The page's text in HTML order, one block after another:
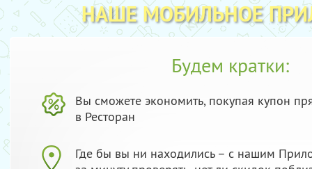
НАШЕ МОБИЛЬНОЕ
Будем кратки:
Вы сможете экономить, покупая купон
в Ресторан
Где бы вы ни находились – с нашим